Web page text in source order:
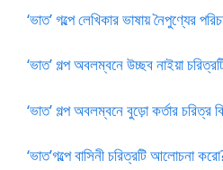
‘ভাত’ গল্পে লেখিকার ভাষায় নৈপুণ্যের
‘ভাত’ গল্প অবলম্বনে উচ্ছব নাইয়া
‘ভাত’ গল্প অবলম্বনে বুড়ো কর্তার চরিত্র
‘ভাত’গল্পে বাসিনী চরিত্রটি আলোচনা